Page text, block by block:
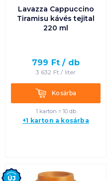
Lavazza Cappuccino
Tiramisu kávés tejital
220 ml
799 Ft / db
3 632 Ft / liter
KosárbaKosárba
1 karton = 10 db
+1 karton a kosárba
Új